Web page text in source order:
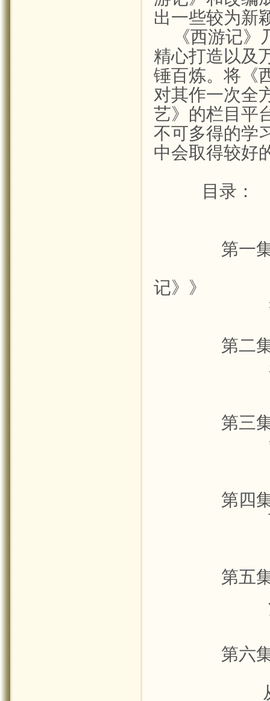
出一些较为新
《西游记
精心打造以及
锤百炼。将《
对其作一次全
艺》的栏目平
不可多得的学
中会取得较好
目录：
第一
记》》
第二
第三
第四
第五
第六